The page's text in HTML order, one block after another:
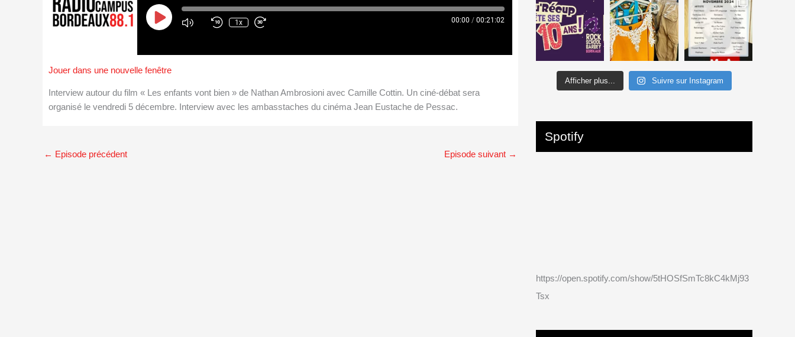
Play
Episode
1x 00:00 / 00:21:02
Jouer dans une nouvelle fenêtre
Interview autour du film « Les enfants vont bien » de Nathan Ambrosioni avec Camille Cottin. Un ciné-débat sera
organisé le vendredi 5 décembre. Interview avec les ambasstaches du cinéma Jean Eustache de Pessac.
← Episode précédent Episode suivant →
Afficher plus... Suivre sur Instagram
Spotify
https://open.spotify.com/show/5tHOSfSmTc8kC4kMj93
Tsx